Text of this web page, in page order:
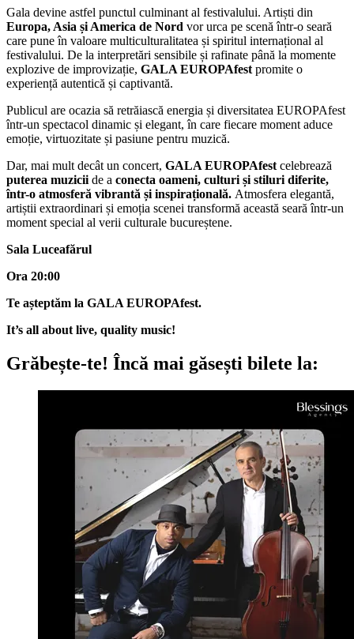
Gala devine astfel punctul culminant al festivalului. Artiști din
Europa, Asia și America de Nord vor urca pe scenă într-o seară
care pune în valoare multiculturalitatea și spiritul internațional al
festivalului. De la interpretări sensibile și rafinate până la momente
explozive de improvizație, GALA EUROPAfest promite o
experiență autentică și captivantă.
Publicul are ocazia să retrăiască energia și diversitatea EUROPAfest
într-un spectacol dinamic și elegant, în care fiecare moment aduce
emoție, virtuozitate și pasiune pentru muzică.
Dar, mai mult decât un concert, GALA EUROPAfest celebrează
puterea muzicii de a conecta oameni, culturi și stiluri diferite,
într-o atmosferă vibrantă și inspirațională. Atmosfera elegantă,
artiștii extraordinari și emoția scenei transformă această seară într-un
moment special al verii culturale bucureștene.
Sala Luceafărul
Ora 20:00
Te așteptăm la GALA EUROPAfest.
It’s all about live, quality music!
Grăbește-te! Încă mai găsești bilete la: